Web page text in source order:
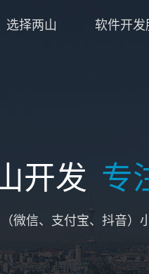
选择两山 软件开发
开发 专
微信、支付宝、抖音）